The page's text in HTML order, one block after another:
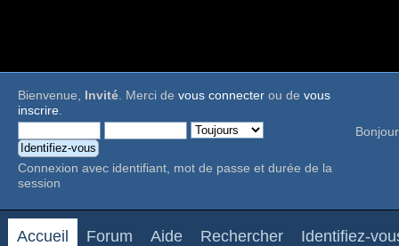
Bienvenue, Invité. Merci de vous connecter ou de vous
inscrire.
Connexion avec identifiant, mot de passe et durée de la
session
Accueil Forum Aide Rechercher Identifiez-